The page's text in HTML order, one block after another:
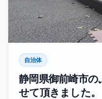
自治体
静岡県御前崎市
せて頂きました。